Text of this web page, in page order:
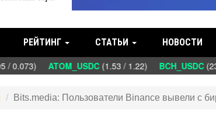
РЕЙТИНГ СТАТЬИ НОВОСТИ
/ 0.073) ATOM_USDC(1.53 / 1.22) BCH_USDC
Bits.media: Пользователи Binance вывели с